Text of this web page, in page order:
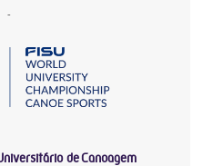
-
de Canoagem